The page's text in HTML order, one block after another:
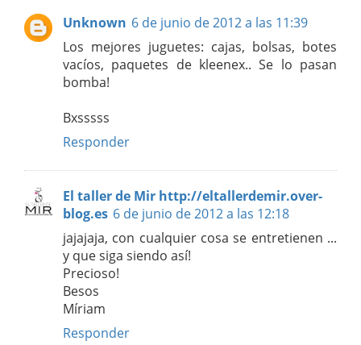
Unknown 6 de junio de 2012 a las 11:39
Los mejores juguetes: cajas, bolsas, botes
vacíos, paquetes de kleenex.. Se lo pasan
bomba!
Bxsssss
Responder
El taller de Mir http://eltallerdemir.over-
blog.es 6 de junio de 2012 a las 12:18
jajajaja, con cualquier cosa se entretienen ...
y que siga siendo así!
Precioso!
Besos
Míriam
Responder